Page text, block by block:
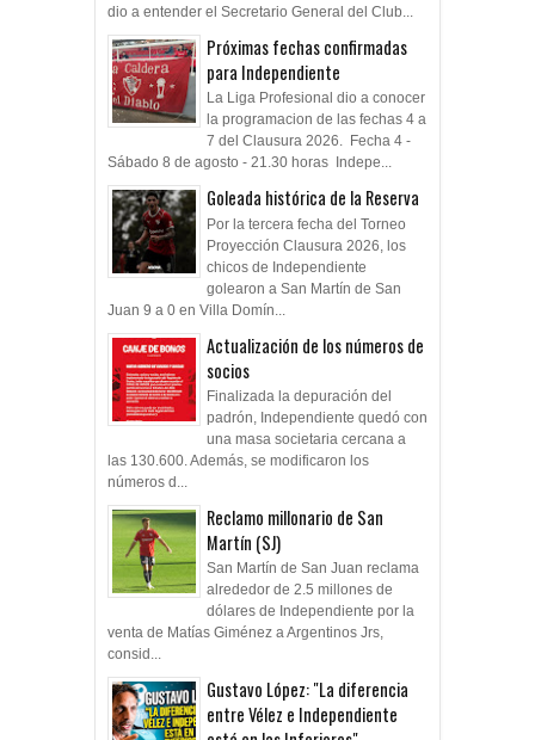
dio a entender el Secretario General del Club...
Próximas fechas confirmadas
para Independiente
La Liga Profesional dio a conocer
la programacion de las fechas 4 a
7 del Clausura 2026. Fecha 4 -
Sábado 8 de agosto - 21.30 horas Indepe...
Goleada histórica de la Reserva
Por la tercera fecha del Torneo
Proyección Clausura 2026, los
chicos de Independiente
golearon a San Martín de San
Juan 9 a 0 en Villa Domín...
Actualización de los números de
socios
Finalizada la depuración del
padrón, Independiente quedó con
una masa societaria cercana a
las 130.600. Además, se modificaron los
números d...
Reclamo millonario de San
Martín (SJ)
San Martín de San Juan reclama
alrededor de 2.5 millones de
dólares de Independiente por la
venta de Matías Giménez a Argentinos Jrs,
consid...
Gustavo López: "La diferencia
entre Vélez e Independiente